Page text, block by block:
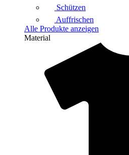
Schützen
Auffrischen
Alle Produkte anzeigen
Material